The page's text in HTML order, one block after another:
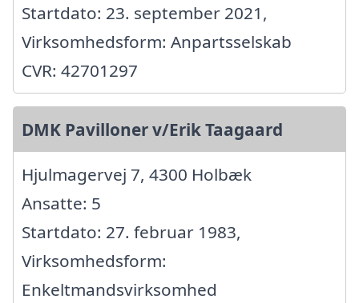
Startdato: 23. september 2021,
Virksomhedsform: Anpartsselskab
CVR: 42701297
DMK Pavilloner v/Erik Taagaard
Hjulmagervej 7, 4300 Holbæk
Ansatte: 5
Startdato: 27. februar 1983,
Virksomhedsform:
Enkeltmandsvirksomhed